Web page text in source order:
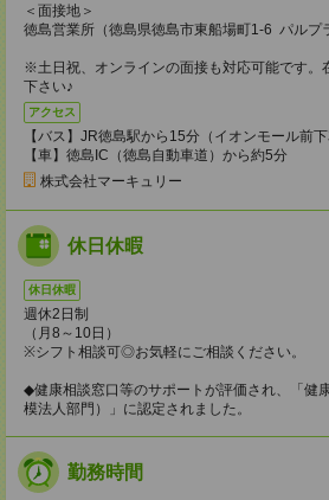
＜面接地＞
徳島営業所（徳島県徳島市東船場町1-6 パルプ
※土日祝、オンラインの面接も対応可能です。
下さい♪
アクセス
【バス】JR徳島駅から15分（イオンモール前下
【車】徳島IC（徳島自動車道）から約5分
株式会社マーキュリー
休日休暇
休日休暇
週休2日制
（月8～10日）
※シフト相談可◎お気軽にご相談ください。
◆健康相談窓口等のサポートが評価され、「健
模法人部門）」に認定されました。
勤務時間